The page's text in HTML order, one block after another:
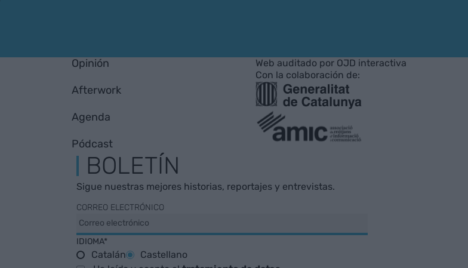
Opinión
Afterwork
Agenda
Pódcast
Web auditado por OJD interactiva
Con la colaboración de:
BOLETÍN
Sigue nuestras mejores historias, reportajes y entrevistas.
CORREO ELECTRÓNICO
IDIOMA*
Catalán
Castellano